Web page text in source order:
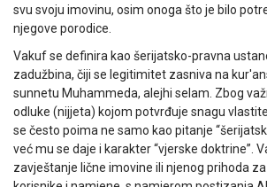
svu svoju imovinu, osim onoga što je bilo
njegove porodice.
Vakuf se definira kao šerijatsko-pravna
zadužbina, čiji se legitimitet zasniva na
sunnetu Muhammeda, alejhi selam. Zbog
odluke (nijjeta) kojom potvrđuje snagu
se često poima ne samo kao pitanje
već mu se daje i karakter “vjerske doktrine”.
zavještanje lične imovine ili njenog prihoda